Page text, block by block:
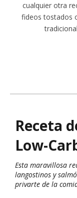
cualquier otra
fideos tostados
tradicional
Receta
Low-
Esta maravillosa
langostinos y
privarte de la